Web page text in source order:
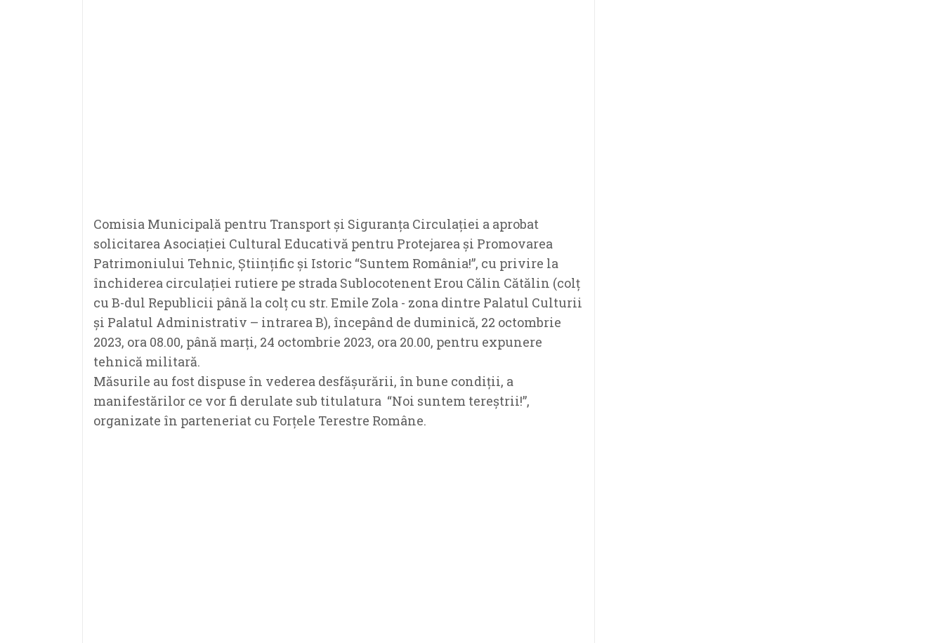
Comisia Municipală pentru Transport și Siguranța Circulației a aprobat
solicitarea Asociației Cultural Educativă pentru Protejarea și Promovarea
Patrimoniului Tehnic, Științific și Istoric “Suntem România!”, cu privire la
închiderea circulației rutiere pe strada Sublocotenent Erou Călin Cătălin (colț
cu B-dul Republicii până la colț cu str. Emile Zola - zona dintre Palatul Culturii
și Palatul Administrativ – intrarea B), începând de duminică, 22 octombrie
2023, ora 08.00, până marți, 24 octombrie 2023, ora 20.00, pentru expunere
tehnică militară.
Măsurile au fost dispuse în vederea desfășurării, în bune condiții, a
manifestărilor ce vor fi derulate sub titulatura “Noi suntem tereștrii!”,
organizate în parteneriat cu Forțele Terestre Române.